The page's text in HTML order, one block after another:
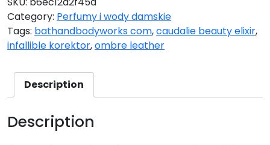
Category: Perfumy i wody damskie
Tags: bathandbodyworks com,caudalie beauty elixir,
infallible korektor,ombre leather
Description
Description